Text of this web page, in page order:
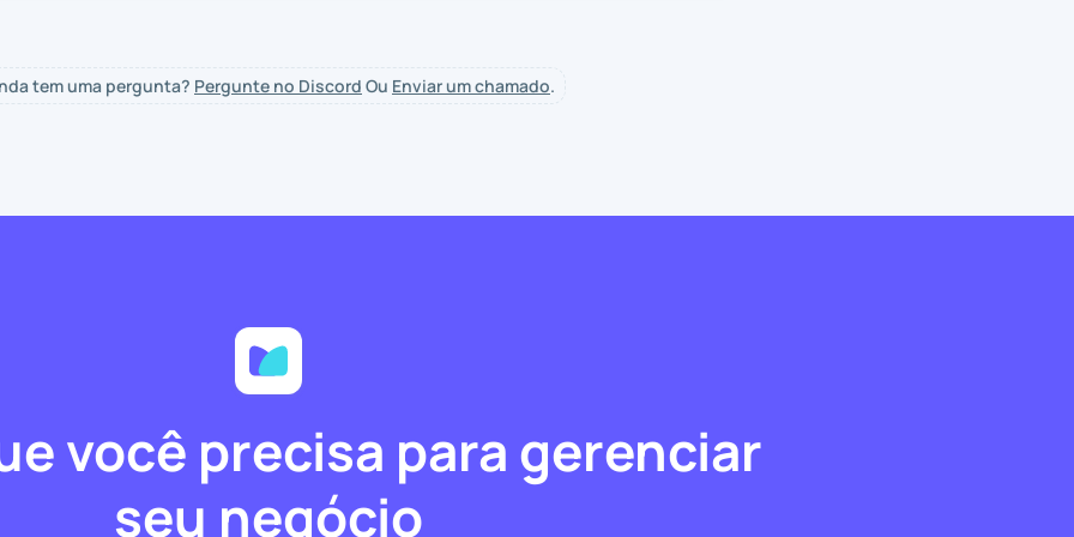
tem uma pergunta? Pergunte no Discord Ou Enviar um chamado.
você precisa para gerenciar
seu negócio